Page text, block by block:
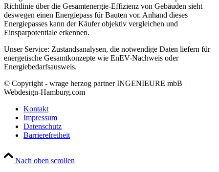
Richtlinie über die Gesamtenergie-Effizienz von Gebäuden sieht
deswegen einen Energiepass für Bauten vor. Anhand dieses
Energiepasses kann der Käufer objektiv vergleichen und
Einsparpotentiale erkennen.
Unser Service: Zustandsanalysen, die notwendige Daten liefern für
energetische Gesamtkonzepte wie EnEV-Nachweis oder
Energiebedarfsausweis.
© Copyright - wrage herzog partner INGENIEURE mbB |
Webdesign-Hamburg.com
Kontakt
Impressum
Datenschutz
Barrierefreiheit
Nach oben scrollen